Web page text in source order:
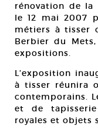
rénovation de la
le 12 mai 2007
métiers à tisser
Berbier du
expositions.
L’exposition
à tisser réunira
contemporains.
et de
royales et objets